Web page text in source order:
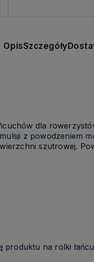
OpisSzczegóły
dla
z powodzeniem
szutrowej.
produktu na rolki